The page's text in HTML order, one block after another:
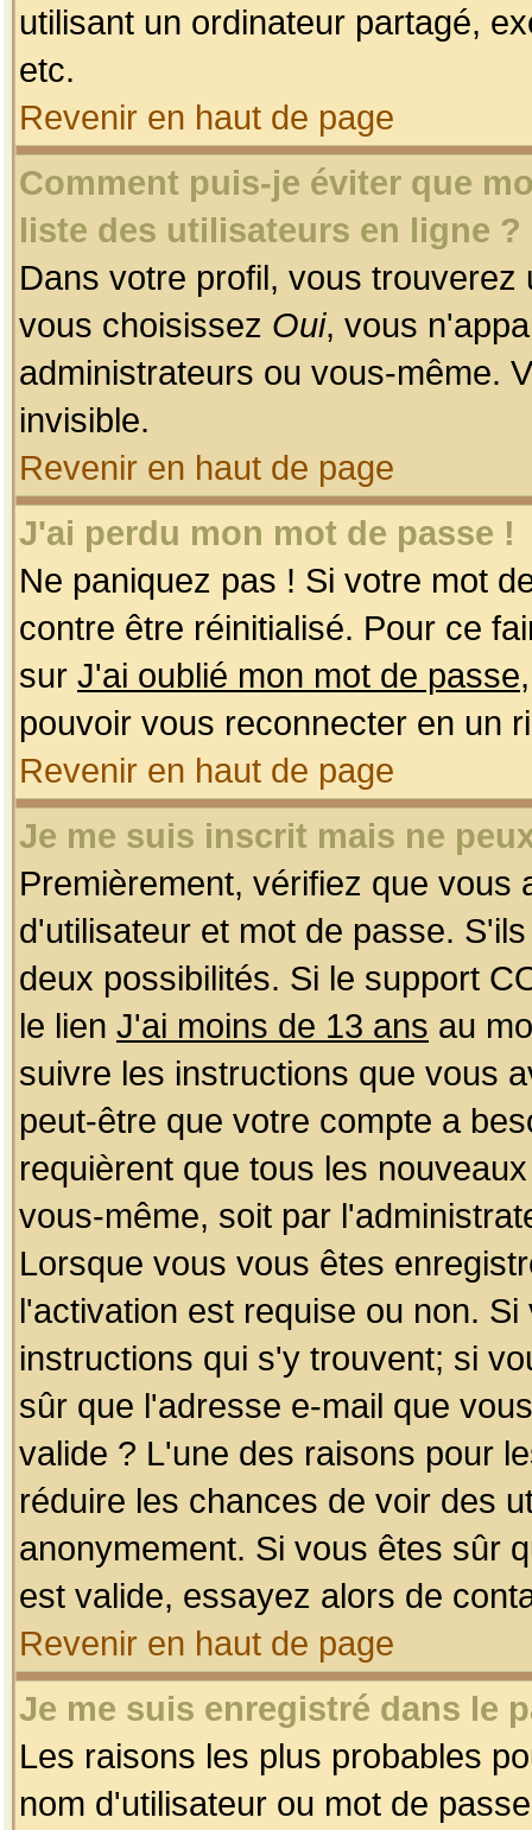
utilisant un ordinateur partagé,
etc.
Revenir en haut de page
Comment puis-je éviter que
liste des utilisateurs en ligne ?
Dans votre profil, vous
vous choisissez Oui, vous
administrateurs ou vous-même.
invisible.
Revenir en haut de page
J'ai perdu mon mot de passe !
Ne paniquez pas ! Si votre mot
contre être réinitialisé. Pour ce
sur J'ai oublié mon mot de passe
pouvoir vous reconnecter en un
Revenir en haut de page
Je me suis inscrit mais ne
Premièrement, vérifiez que
d'utilisateur et mot de passe.
deux possibilités. Si le support
le lien J'ai moins de 13 ans au
suivre les instructions que vous
peut-être que votre compte a
requièrent que tous les
vous-même, soit par
Lorsque vous vous êtes
l'activation est requise ou non.
instructions qui s'y trouvent; si
sûr que l'adresse e-mail que
valide ? L'une des raisons pour
réduire les chances de voir des
anonymement. Si vous êtes sûr
est valide, essayez alors de
Revenir en haut de page
Je me suis enregistré dans le
Les raisons les plus probables
nom d'utilisateur ou mot de